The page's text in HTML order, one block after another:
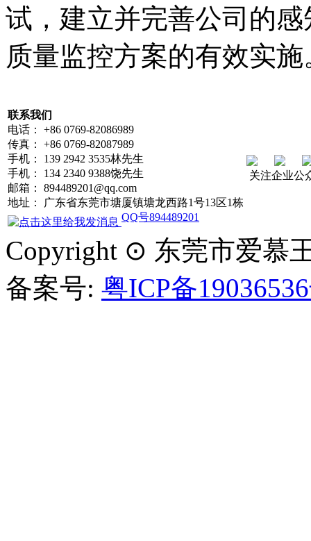
试，建立并完善公司的
质量监控方案的有效实施
联系我们
电话： +86 0769-82086989
传真： +86 0769-82087989
手机： 139 2942 3535林先生
手机： 134 2340 9388饶先生
邮箱： 894489201@qq.com
地址： 广东省东莞市塘厦镇塘龙西路1号13区1栋
QQ号894489201
关注企业
Copyright ⊙ 东莞市爱
备案号: 粤ICP备